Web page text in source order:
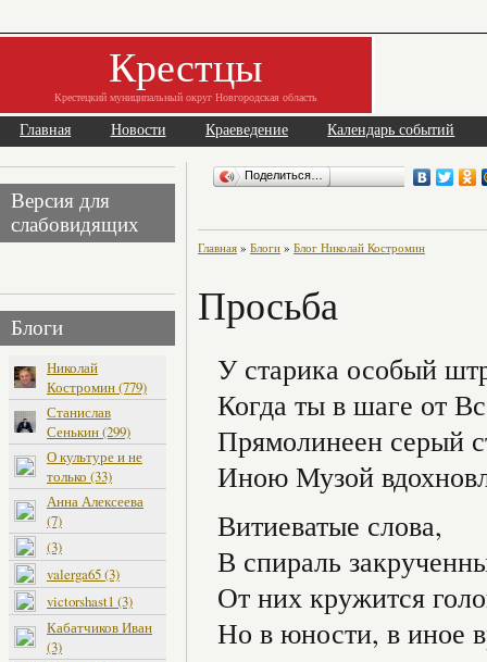
Крестцы
Крестецкий муниципальный округ Новгородская область
Главная Новости Краеведение Календарь событий
Версия для
слабовидящих
Блоги
Николай
Костромин (779)
Станислав
Сенькин (299)
О культуре и не
только (33)
Анна Алексеева
(7)
(3)
valerga65 (3)
victorshast1 (3)
Кабатчиков Иван
(3)
Поделиться…
Главная » Блоги » Блог Николай Костромин
Просьба
У старика особый
Когда ты в шаге от
Прямолинеен серый
Иною Музой
Витиеватые слова,
В спираль
От них кружится
Но в юности, в иное